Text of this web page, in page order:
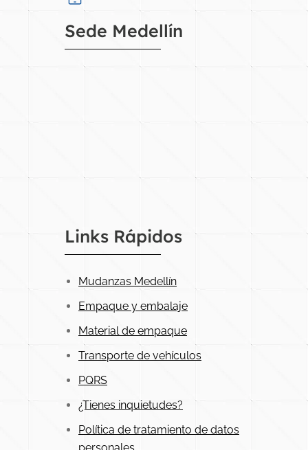
Sede Medellín
Links Rápidos
Mudanzas Medellín
Empaque y embalaje
Material de empaque
Transporte de vehículos
PQRS
¿Tienes inquietudes?
Política de tratamiento de datos